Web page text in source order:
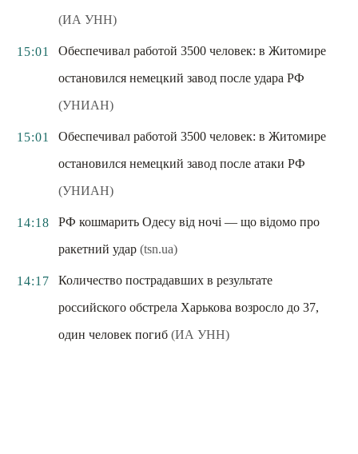
(ИА УНН)
15:01
Обеспечивал работой 3500 человек: в Житомире
остановился немецкий завод после удара РФ
(УНИАН)
15:01
Обеспечивал работой 3500 человек: в Житомире
остановился немецкий завод после атаки РФ
(УНИАН)
14:18
РФ кошмарить Одесу від ночі — що відомо про
ракетний удар (tsn.ua)
14:17
Количество пострадавших в результате
российского обстрела Харькова возросло до 37,
один человек погиб (ИА УНН)